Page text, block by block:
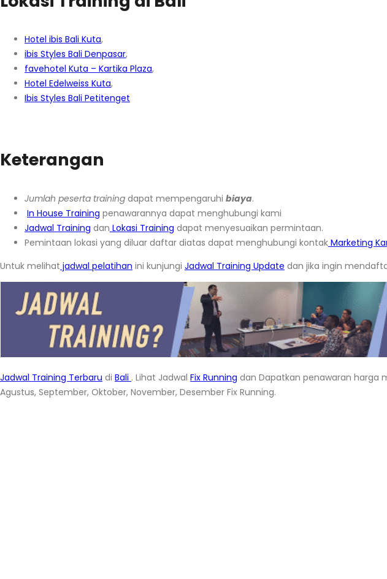
Hotel ibis Bali Kuta,
ibis Styles Bali Denpasar,
favehotel Kuta – Kartika Plaza,
Hotel Edelweiss Kuta,
Ibis Styles Bali Petitenget
Keterangan
Jumlah peserta training dapat mempengaruhi biaya.
In House Training penawarannya dapat menghubungi kami
Jadwal Training dan Lokasi Training dapat menyesuaikan permintaan.
Pemintaan lokasi yang diluar daftar diatas dapat menghubungi kontak Marketing
Untuk melihat jadwal pelatihan ini kunjungi Jadwal Training Update dan jika ingin
Jadwal Training Terbaru di Bali . Lihat Jadwal Fix Running dan Dapatkan penawaran harga
Agustus, September, Oktober, November, Desember Fix Running.